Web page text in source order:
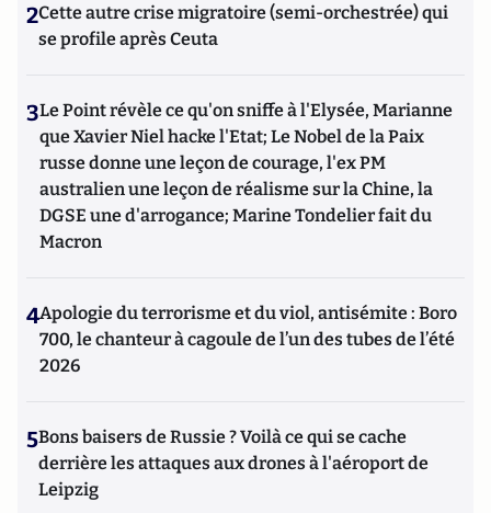
2Cette autre crise migratoire (semi-orchestrée) qui
se profile après Ceuta
3Le Point révèle ce qu'on sniffe à l'Elysée, Marianne
que Xavier Niel hacke l'Etat; Le Nobel de la Paix
russe donne une leçon de courage, l'ex PM
australien une leçon de réalisme sur la Chine, la
DGSE une d'arrogance; Marine Tondelier fait du
Macron
4Apologie du terrorisme et du viol, antisémite : Boro
700, le chanteur à cagoule de l’un des tubes de l’été
2026
5Bons baisers de Russie ? Voilà ce qui se cache
derrière les attaques aux drones à l'aéroport de
Leipzig